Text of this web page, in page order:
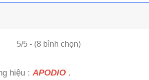
5/5 - (8 bình chọn)
hiệu : APODIO.